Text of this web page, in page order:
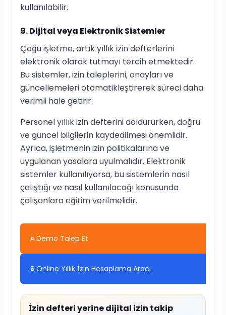
kullanılabilir.
9. Dijital veya Elektronik Sistemler
Çoğu işletme, artık yıllık izin defterlerini
elektronik olarak tutmayı tercih etmektedir.
Bu sistemler, izin taleplerini, onayları ve
güncellemeleri otomatikleştirerek süreci daha
verimli hale getirir.
Personel yıllık izin defterini doldururken, doğru
ve güncel bilgilerin kaydedilmesi önemlidir.
Ayrıca, işletmenin izin politikalarına ve
uygulanan yasalara uyulmalıdır. Elektronik
sistemler kullanılıyorsa, bu sistemlerin nasıl
çalıştığı ve nasıl kullanılacağı konusunda
çalışanlara eğitim verilmelidir.
Demo Talep Et
Online Yıllık İzin Hesaplama Aracı
İzin defteri yerine dijital izin takip